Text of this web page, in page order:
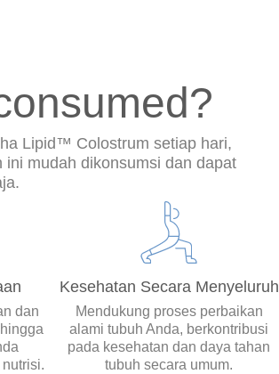
Lipid™ Colostrum setiap hari,
mudah dikonsumsi dan dapat
dan
Kesehatan Secara Menyeluruh
Mendukung proses perbaikan
alami tubuh Anda, berkontribusi
pada kesehatan dan daya tahan
tubuh secara umum.